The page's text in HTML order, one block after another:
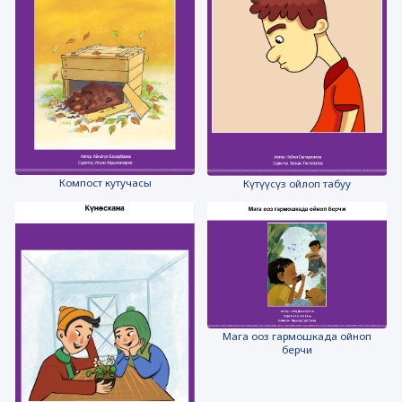
Компост кутучасы Күтүүсүз ойлоп табуу
Мага ооз гармошкада ойноп
берчи